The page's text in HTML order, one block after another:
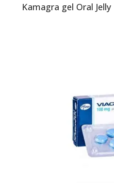
Kamagra gel Oral Jelly